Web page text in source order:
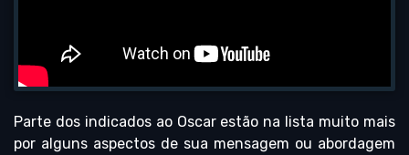
Parte dos indicados ao Oscar estão na lista muito mais
por alguns aspectos de sua mensagem ou abordagem